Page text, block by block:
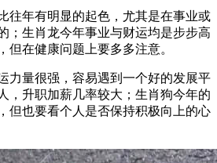
往年有明显的起色，尤其是在事业或
；生肖龙今年事业与财运均是步步高
但在健康问题上要多多注意。
力量很强，容易遇到一个好的发展平
，升职加薪几率较大；生肖狗今年的
但也要看个人是否保持积极向上的心